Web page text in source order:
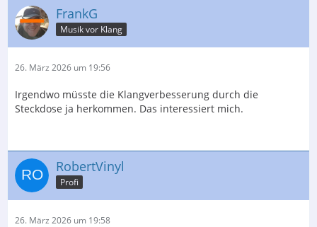
FrankG
Musik vor Klang
26. März 2026 um 19:56
Irgendwo müsste die Klangverbesserung durch die
Steckdose ja herkommen. Das interessiert mich.
RobertVinyl
Profi
26. März 2026 um 19:58